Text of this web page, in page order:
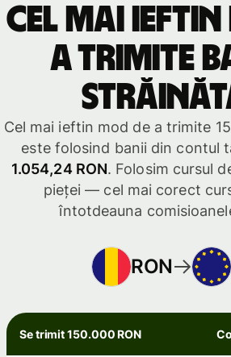
Cel mai ieftin
a trimite
Cel mai ieftin mod de a trimite
este folosind banii din contul
1.054,24 RON. Folosim cursul
pieței — cel mai corect
întotdeauna
RON
Se trimit 150.000 RON